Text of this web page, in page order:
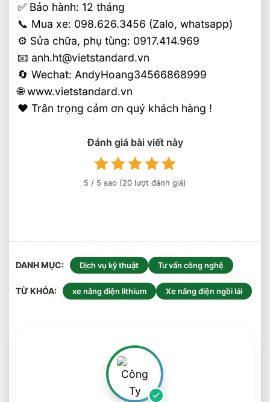
✅ Bảo hành: 12 tháng
📞 Mua xe: 098.626.3456 (Zalo, whatsapp)
⚙️ Sửa chữa, phụ tùng: 0917.414.969
📧 anh.ht@vietstandard.vn
🔄 Wechat: AndyHoang34566868999
🌐 www.vietstandard.vn
❤️ Trân trọng cảm ơn quý khách hàng !
Đánh giá bài viết này
5 / 5 sao (20 lượt đánh giá)
DANH MỤC Dịch vụ kỹ thuật Tư vấn công nghệ
TỪ KHÓA xe nâng điện lithium Xe nâng điện ngồi lái